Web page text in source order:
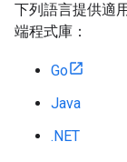
下列語言提供適
端程式庫：
Go
Java
.NET